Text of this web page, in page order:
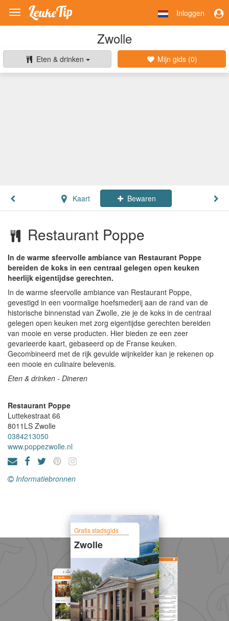
Toggle
navigation
Inloggen
Zwolle
Eten & drinken Mijn gids (0)
Kaart Bewaren
Restaurant Poppe
In de warme sfeervolle ambiance van Restaurant Poppe
bereiden de koks in een centraal gelegen open keuken
heerlijk eigentijdse gerechten.
In de warme sfeervolle ambiance van Restaurant Poppe,
gevestigd in een voormalige hoefsmederij aan de rand van de
historische binnenstad van Zwolle, zie je de koks in de centraal
gelegen open keuken met zorg eigentijdse gerechten bereiden
van mooie en verse producten. Hier bieden ze een zeer
gevarieerde kaart, gebaseerd op de Franse keuken.
Gecombineerd met de rijk gevulde wijnkelder kan je rekenen op
een mooie en culinaire belevenis.
Eten & drinken - Dineren
Restaurant Poppe
Luttekestraat 66
8011LS Zwolle
0384213050
www.poppezwolle.nl
Informatiebronnen
Gratis stadsgids
Zwolle